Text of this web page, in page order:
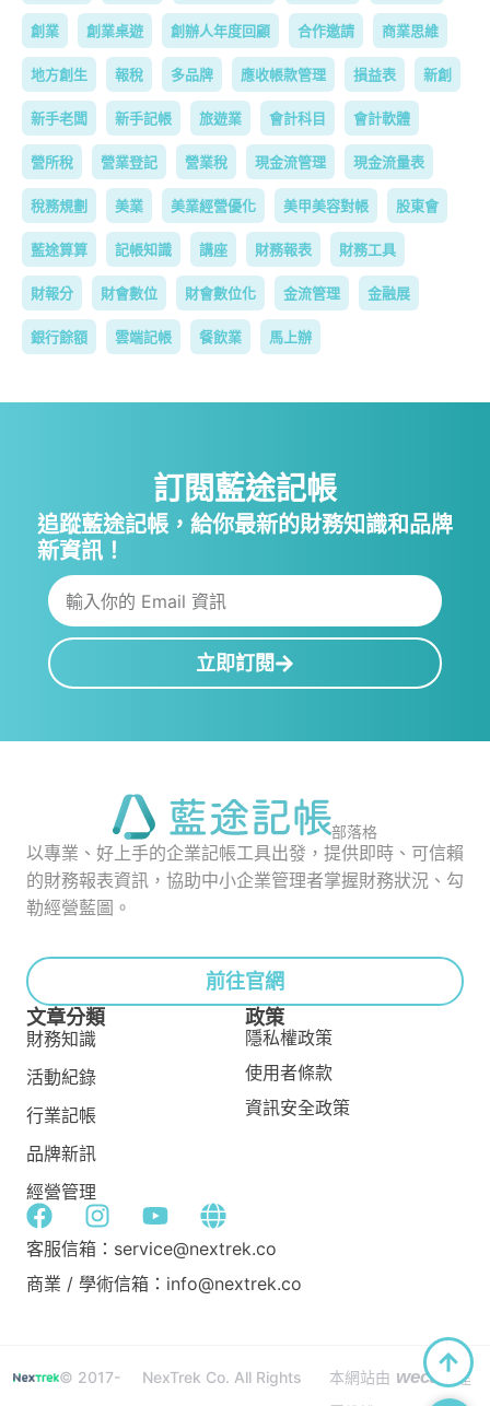
創業 創業桌遊 創辦人年度回顧 合作邀請 商業思維
地方創生 報稅 多品牌 應收帳款管理 損益表 新創
新手老闆 新手記帳 旅遊業 會計科目 會計軟體
營所稅 營業登記 營業稅 現金流管理 現金流量表
稅務規劃 美業 美業經營優化 美甲美容對帳 股東會
藍途算算 記帳知識 講座 財務報表 財務工具
財報分 財會數位 財會數位化 金流管理 金融展
銀行餘額 雲端記帳 餐飲業 馬上辦
訂閱藍途記帳
追蹤藍途記帳，給你最新的財務知識和品牌
新資訊！
立即訂閱
部落格
以專業、好上手的企業記帳工具出發，提供即時、可信賴
的財務報表資訊，協助中小企業管理者掌握財務狀況、勾
勒經營藍圖。
前往官網
文章分類
財務知識
活動紀錄
行業記帳
品牌新訊
經營管理
政策
隱私權政策
使用者條款
資訊安全政策
客服信箱：service@nextrek.co
商業 / 學術信箱：info@nextrek.co
© 2017-
NexTrek Co. All Rights
本網站由 wecan 建